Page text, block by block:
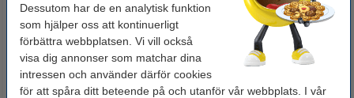
Dessutom har de en analytisk funktion
som hjälper oss att kontinuerligt
förbättra webbplatsen. Vi vill också
visa dig annonser som matchar dina
intressen och använder därför cookies
för att spåra ditt beteende på och utanför vår webbplats. I vår
60 kr Inkl. 25% Moms Inkl. 25% Moms